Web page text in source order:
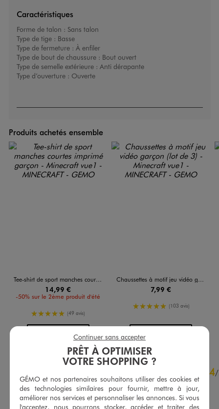
Caractéristiques
Forme de talon : Sans talon
Type de tige : Basse
Type de fermeture : À enfiler
Type de bout de chaussure : Bout ouvert
Type de semelle extérieure : Anti dérapante
Type d’ouverture : Ouverte
Produits achetés ensemble
Tee-shirt de sport manches courtes imprimé garçon - Minecraft
14,99 €
-50% sur le 2ème produit d'été
5/5 de moyenne
(49 avis)
Chaussettes à motif jeu vidéo garçon (lot de 3) - Minecraft
7,99 €
5/5 de moyenne
(103 avis)
4.7 4/
Avis vérifié et récompensé
Rien a dire
PRÊT À OPTIMISER
VOTRE SHOPPING ?
GÉMO et nos partenaires souhaitons utiliser des cookies et
des technologies similaires pour fournir, mettre à jour,
améliorer nos services et personnaliser les annonces. Si vous
l'acceptez, nous pourrons stocker, accéder et traiter des
Continuer sans accepter